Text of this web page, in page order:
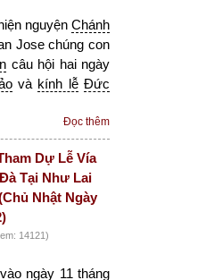
nguyện Chánh
Jose chúng con
câu hội hai ngày
và kính lễ Đức
Đọc thêm
Dự Lễ Vía
Tại Như Lai
Nhật Ngày
14121)
ngày 11 tháng